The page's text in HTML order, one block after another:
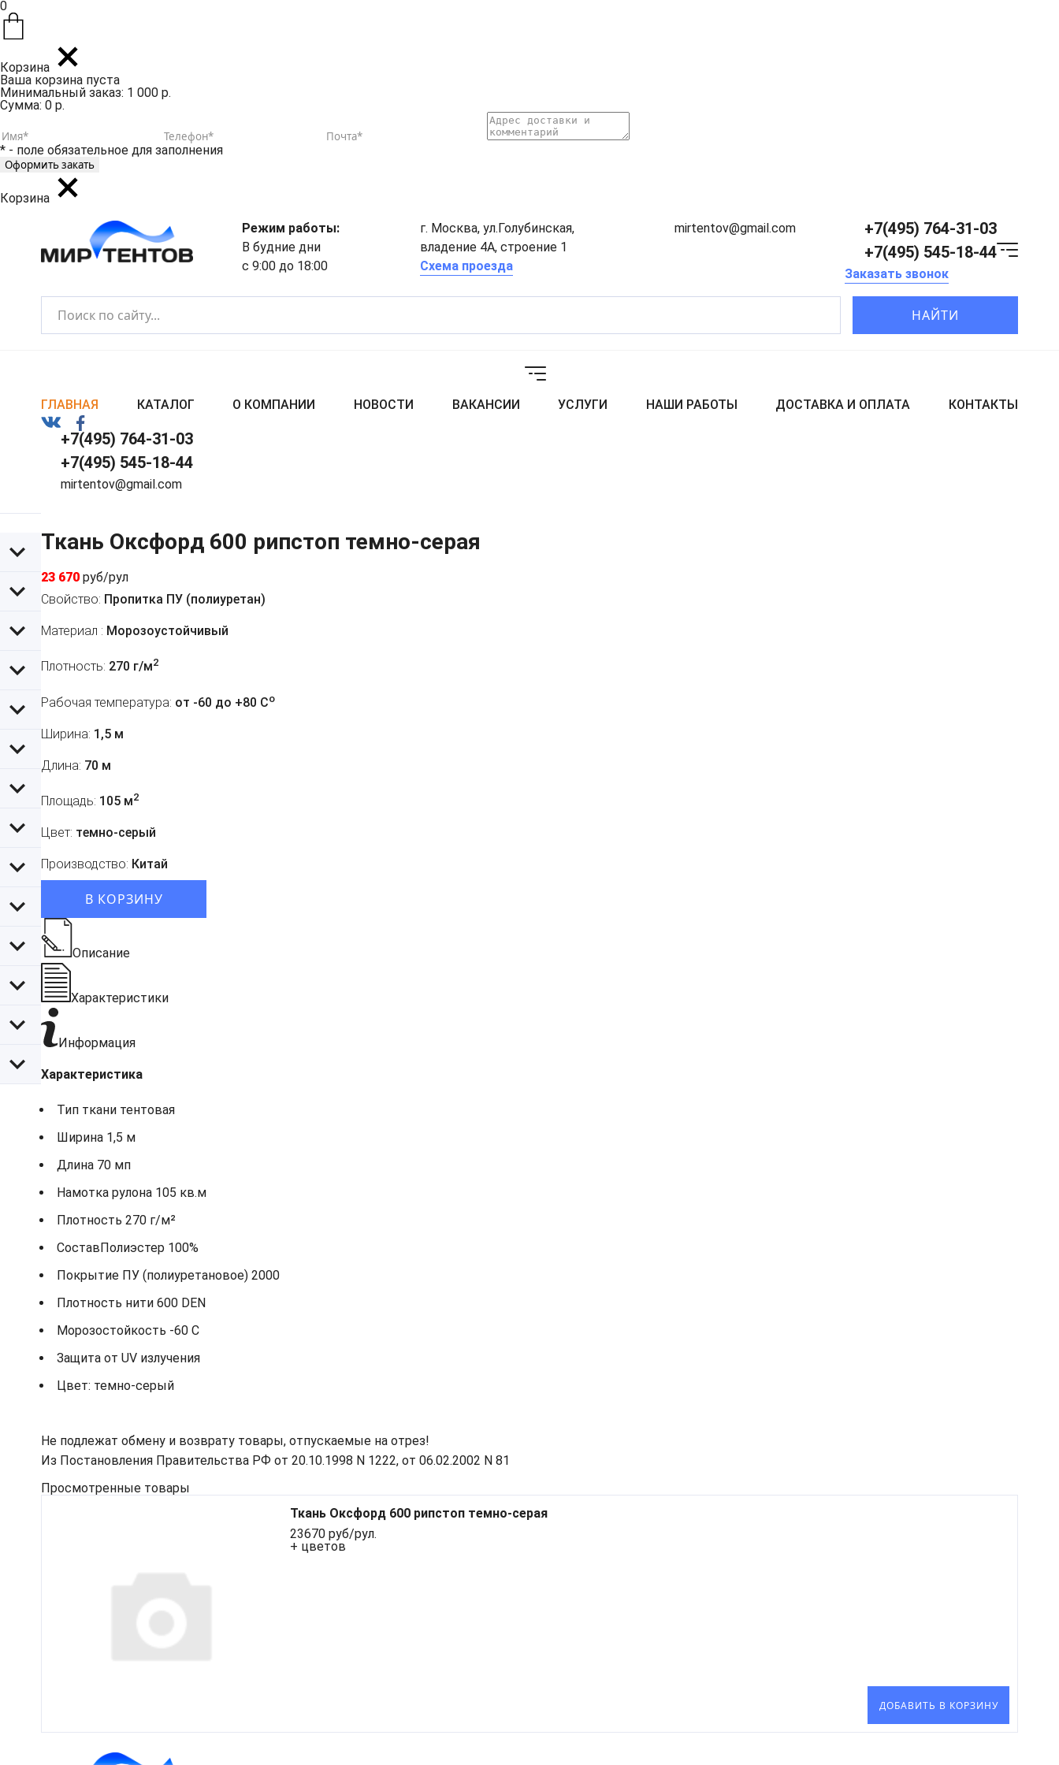
0
Корзина
Ваша корзина пуста
Минимальный заказ: 1 000 р.
Сумма: 0 р.
* - поле обязательное для заполнения
Корзина
Режим работы:
В будние дни
с 9:00 до 18:00
г. Москва, ул.Голубинская,
владение 4А, строение 1
Схема проезда
mirtentov@gmail.com
+7(495) 764-31-03
+7(495) 545-18-44
Заказать звонок
НАЙТИ
ГЛАВНАЯ КАТАЛОГ О КОМПАНИИ НОВОСТИ ВАКАНСИИ УСЛУГИ НАШИ РАБОТЫ ДОСТАВКА И ОПЛАТА КОНТАКТЫ
+7(495) 764-31-03
+7(495) 545-18-44
mirtentov@gmail.com
Ткань Оксфорд 600 рипстоп темно-серая
23 670 руб/рул
Свойство: Пропитка ПУ (полиуретан)
Материал : Морозоустойчивый
Плотность: 270 г/м2
Рабочая температура: от -60 до +80 Co
Ширина: 1,5 м
Длина: 70 м
Площадь: 105 м2
Цвет: темно-серый
Производство: Китай
В КОРЗИНУ
Описание
Характеристики
Информация
Характеристика
Тип ткани тентовая
Ширина 1,5 м
Длина 70 мп
Намотка рулона 105 кв.м
Плотность 270 г/м²
СоставПолиэстер 100%
Покрытие ПУ (полиуретановое) 2000
Плотность нити 600 DEN
Морозостойкость -60 С
Защита от UV излучения
Цвет: темно-серый
Не подлежат обмену и возврату товары, отпускаемые на отрез!
Из Постановления Правительства РФ от 20.10.1998 N 1222, от 06.02.2002 N 81
Просмотренные товары
Ткань Оксфорд 600 рипстоп темно-серая
23670 руб/рул.
+ цветов